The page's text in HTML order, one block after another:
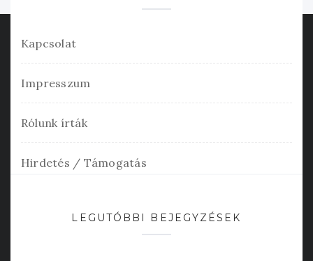
Kapcsolat
Impresszum
Rólunk írták
Hirdetés / Támogatás
LEGUTÓBBI BEJEGYZÉSEK